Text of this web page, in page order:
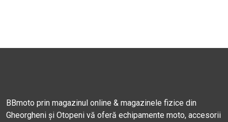
BBmoto prin magazinul online & magazinele fizice din
Gheorgheni și Otopeni vă oferă echipamente moto, accesorii